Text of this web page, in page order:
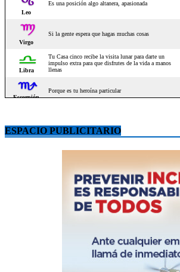
ESPACIO PUBLICITARIO